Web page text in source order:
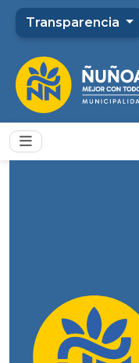
Transparencia